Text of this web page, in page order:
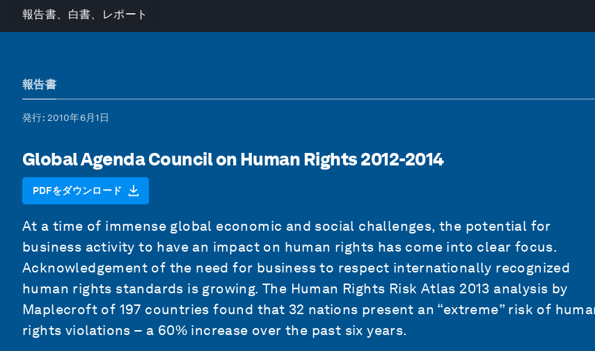
報告書、白書、レポート
報告書
発行: 2010年6月1日
Global Agenda Council on Human Rights 2012-2014
PDFをダウンロード
At a time of immense global economic and social challenges, the potential for
business activity to have an impact on human rights has come into clear focus.
Acknowledgement of the need for business to respect internationally recognized
human rights standards is growing. The Human Rights Risk Atlas 2013 analysis by
Maplecroft of 197 countries found that 32 nations present an “extreme” risk of
rights violations – a 60% increase over the past six years.